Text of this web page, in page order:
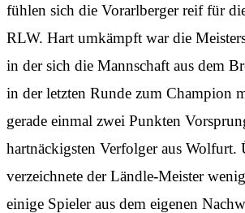
fühlen sich die Vorarlberger reif für
RLW. Hart umkämpft war die
in der sich die Mannschaft aus dem
in der letzten Runde zum Champion
gerade einmal zwei Punkten
hartnäckigsten Verfolger aus Wolfurt.
verzeichnete der Ländle-Meister
einige Spieler aus dem eigenen